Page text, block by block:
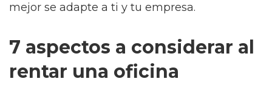
mejor se adapte a ti y tu empresa.
7 aspectos a considerar al
rentar una oficina